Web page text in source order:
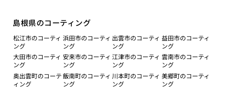
島根県のコーティング
松江市のコーティ
ング
浜田市のコーティ
ング
出雲市のコーティ
ング
益田市のコーティ
ング
大田市のコーティ
ング
安来市のコーティ
ング
江津市のコーティ
ング
雲南市のコーティ
ング
奥出雲町のコーテ
ィング
飯南町のコーティ
ング
川本町のコーティ
ング
美郷町のコーティ
ング